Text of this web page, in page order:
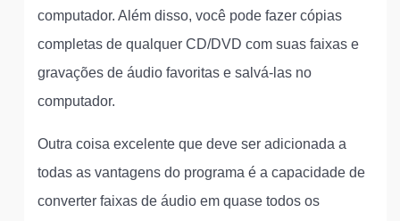
computador. Além disso, você pode fazer cópias
completas de qualquer CD/DVD com suas faixas e
gravações de áudio favoritas e salvá-las no
computador.
Outra coisa excelente que deve ser adicionada a
todas as vantagens do programa é a capacidade de
converter faixas de áudio em quase todos os